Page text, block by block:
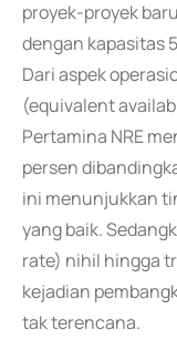
proyek-proyek
dengan kapasitas
Dari aspek
(equivalent
Pertamina NRE
persen
ini menunjukkan
yang baik.
rate) nihil hingga
kejadian
tak terencana.